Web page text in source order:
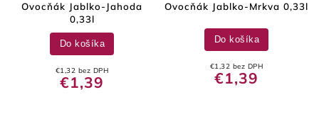
Ovocňák Jablko-Jahoda
0,33l
€1,32 bez DPH
€1,39
Do košíka
Ovocňák Jablko-Mrkva 0,33l
€1,32 bez DPH
€1,39
Do košíka